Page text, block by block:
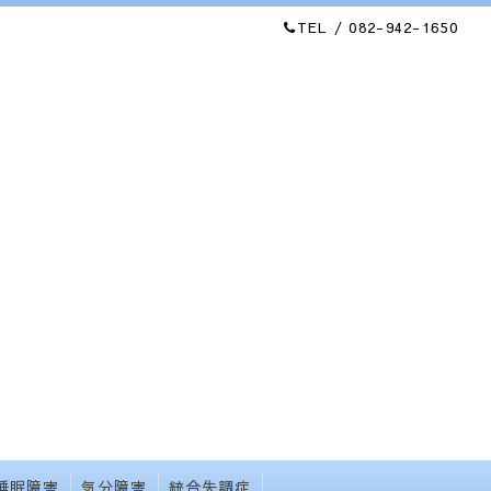
TEL / 082-942-1650
眠障害 気分障害 統合失調症